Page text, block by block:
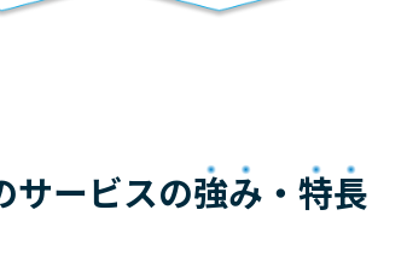
サービスの強み ・ 特長